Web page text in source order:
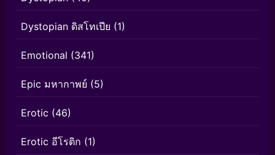
Dystopian ดิสโทเปีย (1)
Emotional (341)
Epic มหากาพย์ (5)
Erotic (46)
Erotic อีโรติก (1)